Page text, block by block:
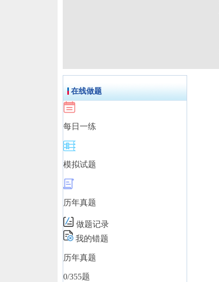
在线做题
每日一练
模拟试题
历年真题
做题记录
我的错题
历年真题
0/355题